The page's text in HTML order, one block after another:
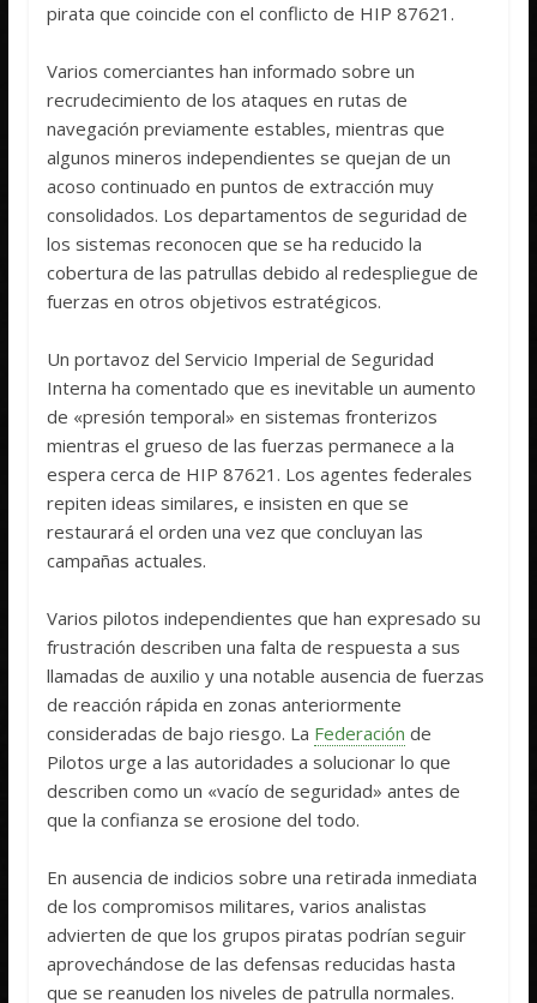
pirata que coincide con el conflicto de HIP 87621.
Varios comerciantes han informado sobre un
recrudecimiento de los ataques en rutas de
navegación previamente estables, mientras que
algunos mineros independientes se quejan de un
acoso continuado en puntos de extracción muy
consolidados. Los departamentos de seguridad de
los sistemas reconocen que se ha reducido la
cobertura de las patrullas debido al redespliegue de
fuerzas en otros objetivos estratégicos.
Un portavoz del Servicio Imperial de Seguridad
Interna ha comentado que es inevitable un aumento
de «presión temporal» en sistemas fronterizos
mientras el grueso de las fuerzas permanece a la
espera cerca de HIP 87621. Los agentes federales
repiten ideas similares, e insisten en que se
restaurará el orden una vez que concluyan las
campañas actuales.
Varios pilotos independientes que han expresado su
frustración describen una falta de respuesta a sus
llamadas de auxilio y una notable ausencia de fuerzas
de reacción rápida en zonas anteriormente
consideradas de bajo riesgo. La Federación de
Pilotos urge a las autoridades a solucionar lo que
describen como un «vacío de seguridad» antes de
que la confianza se erosione del todo.
En ausencia de indicios sobre una retirada inmediata
de los compromisos militares, varios analistas
advierten de que los grupos piratas podrían seguir
aprovechándose de las defensas reducidas hasta
que se reanuden los niveles de patrulla normales.